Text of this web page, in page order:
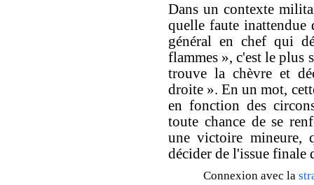
Dans un contexte
quelle faute inattendue
général en chef qui
flammes », c'est le plus
trouve la chèvre et
droite ». En un mot,
en fonction des
toute chance de se
une victoire mineure,
décider de l'issue finale
Connexion avec la